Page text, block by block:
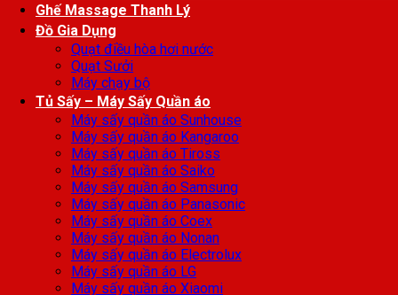
Ghế Massage Thanh Lý
Đồ Gia Dụng
Quạt điều hòa hơi nước
Quạt Sưởi
Máy chạy bộ
Tủ Sấy – Máy Sấy Quần áo
Máy sấy quần áo Sunhouse
Máy sấy quần áo Kangaroo
Máy sấy quần áo Tiross
Máy sấy quần áo Saiko
Máy sấy quần áo Samsung
Máy sấy quần áo Panasonic
Máy sấy quần áo Coex
Máy sấy quần áo Nonan
Máy sấy quần áo Electrolux
Máy sấy quần áo LG
Máy sấy quần áo Xiaomi